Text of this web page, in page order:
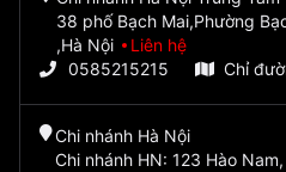
38 phố Bạch Mai,Phường
,Hà Nội
Liên hệ
0585215215
Chỉ
Chi nhánh Hà Nội
Chi nhánh HN: 123 Hào